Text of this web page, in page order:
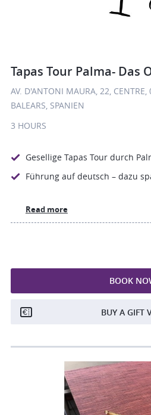
Tapas Tour Palma- Das
AV. D'ANTONI MAURA, 22, CENTRE,
BALEARS, SPANIEN
3 HOURS
Gesellige Tapas Tour durch
Führung auf deutsch – dazu
Read more
BOOK
BUY A GIFT